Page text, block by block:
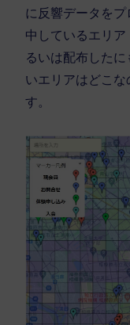
に反響データを
中しているエリ
るいは配布した
いエリアはどこ
す。